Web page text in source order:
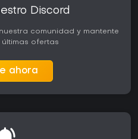
Discord
comunidad y mantente
ofertas
ahora